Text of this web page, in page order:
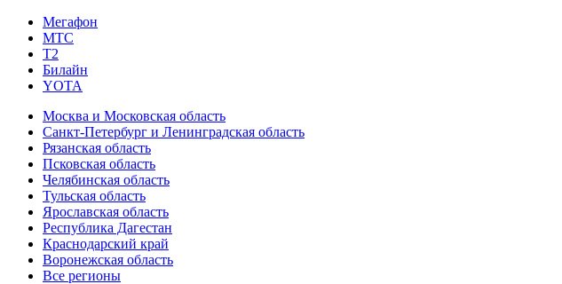
Мегафон
МТС
Т2
Билайн
YOTA
Москва и Московская область
Санкт-Петербург и Ленинградская область
Рязанская область
Псковская область
Челябинская область
Тульская область
Ярославская область
Республика Дагестан
Краснодарский край
Воронежская область
Все регионы